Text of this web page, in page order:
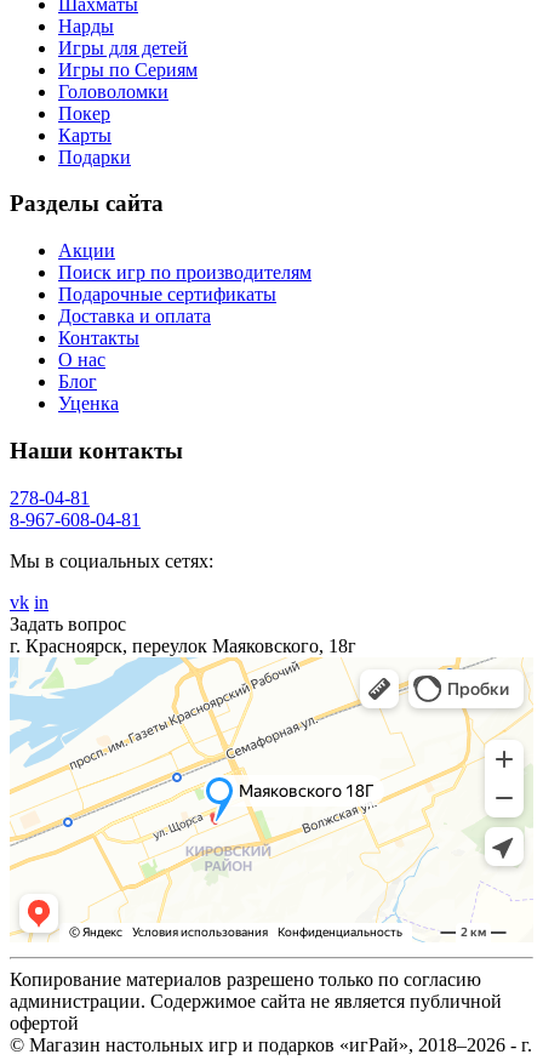
Нарды
Игры для детей
Игры по Сериям
Головоломки
Покер
Карты
Подарки
Разделы сайта
Акции
Поиск игр по производителям
Подарочные сертификаты
Доставка и оплата
Контакты
О нас
Блог
Уценка
Наши контакты
278-04-81
8-967-608-04-81
Мы в социальных сетях:
vk in
Задать вопрос
г. Красноярск, переулок Маяковского, 18г
Копирование материалов разрешено только по согласию
администрации. Содержимое сайта не является публичной
офертой
© Магазин настольных игр и подарков «игРай», 2018–2026 - г.